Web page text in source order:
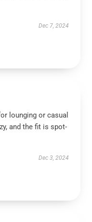
Dec 7, 2024
lounging or casual
and the fit is spot-
Dec 3, 2024